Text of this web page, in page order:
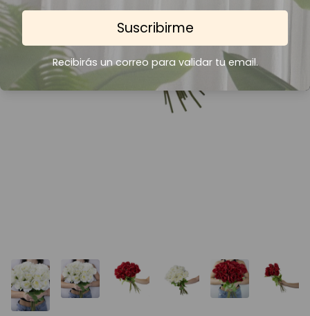
Suscribirme
Recibirás un correo para validar tu email.